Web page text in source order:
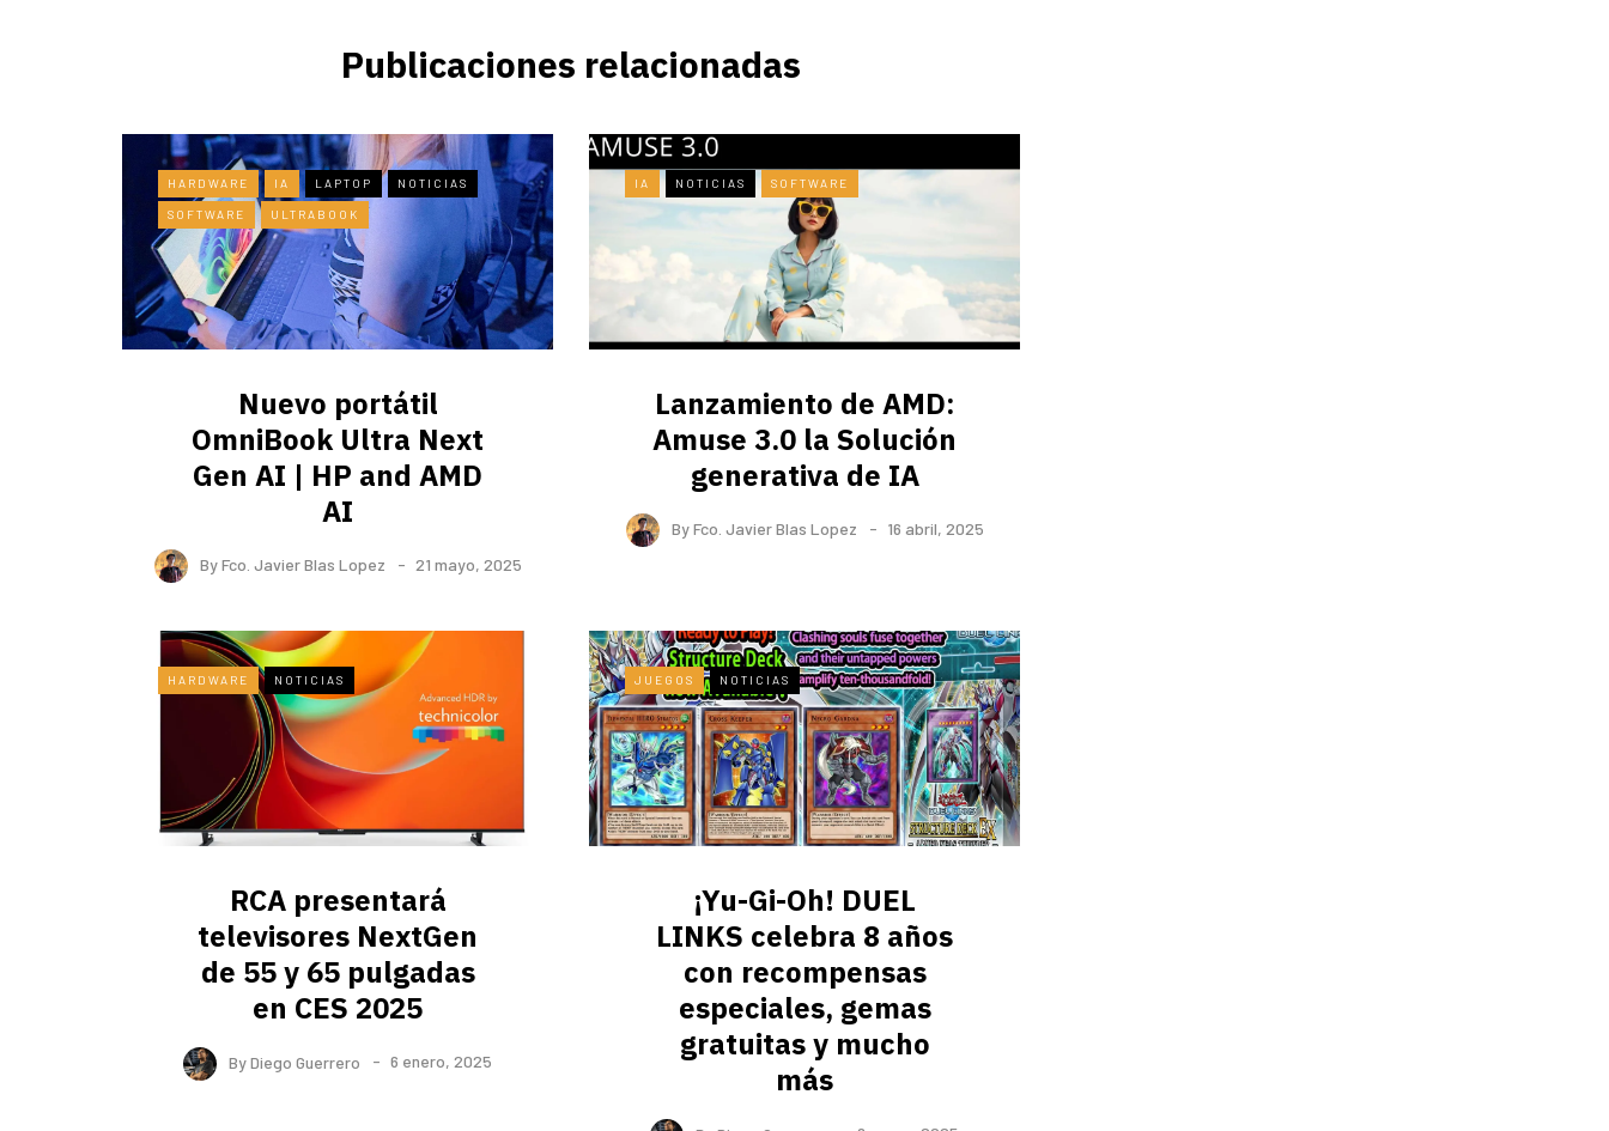
Publicaciones relacionadas
HARDWARE IA LAPTOP NOTICIAS
SOFTWARE ULTRABOOK
Nuevo portátil
OmniBook Ultra ​Next
Gen AI | HP and AMD
AI
ByFco. Javier Blas Lopez 21 mayo, 2025
IA NOTICIAS SOFTWARE
Lanzamiento de AMD:
Amuse 3.0 la Solución
generativa de IA
ByFco. Javier Blas Lopez 16 abril, 2025
HARDWARE NOTICIAS
RCA presentará
televisores NextGen
de 55 y 65 pulgadas
en CES 2025
ByDiego Guerrero 6 enero, 2025
JUEGOS NOTICIAS
¡Yu-Gi-Oh! DUEL
LINKS celebra 8 años
con recompensas
especiales, gemas
gratuitas y mucho
más